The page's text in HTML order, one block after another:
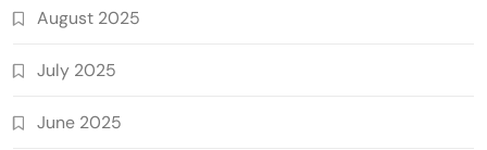
August 2025
July 2025
June 2025